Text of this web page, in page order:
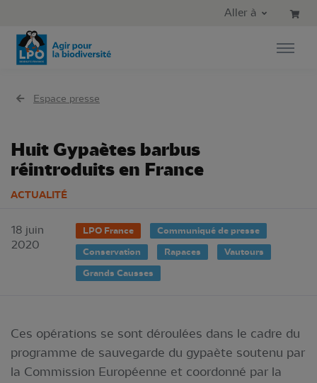
Aller au menu principal
Aller à
Espace presse
Huit Gypaètes barbus
réintroduits en France
ACTUALITÉ
18 juin
2020
LPO France
Communiqué de presse
Conservation
Rapaces
Vautours
Grands Causses
Ces opérations se sont déroulées dans le cadre du
programme de sauvegarde du gypaète soutenu par
la Commission Européenne et coordonné par la